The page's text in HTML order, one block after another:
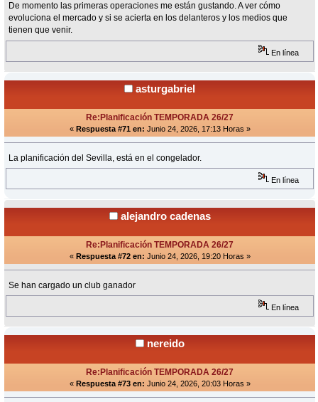
De momento las primeras operaciones me están gustando. A ver cómo
evoluciona el mercado y si se acierta en los delanteros y los medios que
tienen que venir.
En línea
asturgabriel
Re:Planificación TEMPORADA 26/27
« Respuesta #71 en: Junio 24, 2026, 17:13 Horas »
La planificación del Sevilla, está en el congelador.
En línea
alejandro cadenas
Re:Planificación TEMPORADA 26/27
« Respuesta #72 en: Junio 24, 2026, 19:20 Horas »
Se han cargado un club ganador
En línea
nereido
Re:Planificación TEMPORADA 26/27
« Respuesta #73 en: Junio 24, 2026, 20:03 Horas »